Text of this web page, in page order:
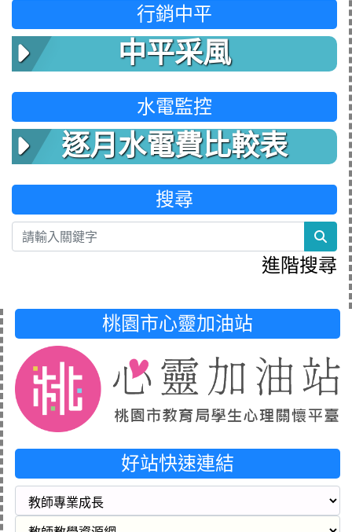
行銷中平
中平采風
水電監控
逐月水電費比較表
搜尋
進階搜尋
桃園市心靈加油站
好站快速連結